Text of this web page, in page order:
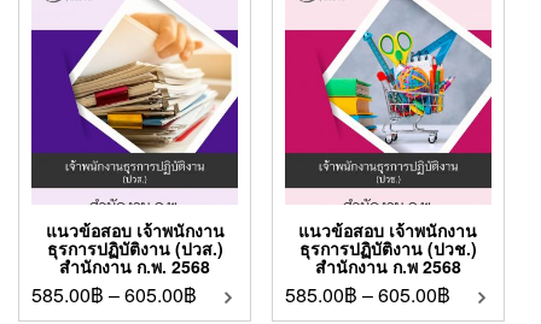
แนวข้อสอบ เจ้าพนักงาน
ธุรการปฏิบัติงาน (ปวส.)
สำนักงาน ก.พ. 2568
585.00฿ –605.00฿
แนวข้อสอบ เจ้าพนักงาน
ธุรการปฏิบัติงาน (ปวช.)
สำนักงาน ก.พ 2568
585.00฿ –605.00฿